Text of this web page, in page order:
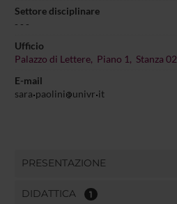
Settore disciplinare
- - -
Ufficio
Palazzo di Lettere, Piano 1, Stanza 02
E-mail
sara paolini univr it
PRESENTAZIONE
DIDATTICA 1